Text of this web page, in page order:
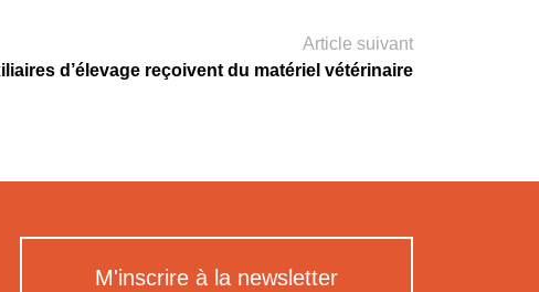
Article suivant
d’élevage reçoivent du matériel vétérinaire
M'inscrire à la newsletter